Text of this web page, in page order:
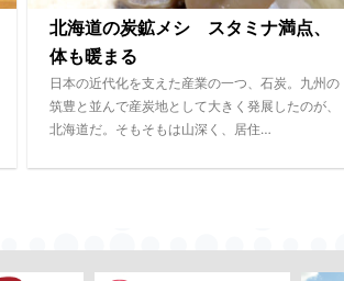
北海道の炭鉱メシ スタミナ満点、
体も暖まる
日本の近代化を支えた産業の一つ、石炭。九州の
筑豊と並んで産炭地として大きく発展したのが、
北海道だ。そもそもは山深く、居住…